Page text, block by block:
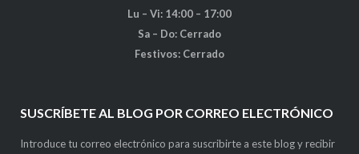
Lu – Vi: 14:00 – 17:00
Sa – Do: Cerrado
Festivos: Cerrado
SUSCRÍBETE AL BLOG POR CORREO ELECTRÓNICO
Introduce tu correo electrónico para suscribirte a este blog y recibir